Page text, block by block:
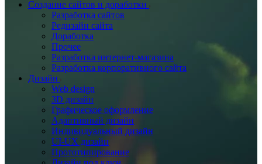
Создание сайтов и доработки
Разработка сайтов
Редизайн сайта
Доработка
Прочее
Разработка интернет-магазина
Разработка корпоративного сайта
Дизайн
Web design
3D дизайн
Графическое оформление
Адаптивный дизайн
Индивидуальный дизайн
UI‑UX дизайн
Прототипирование